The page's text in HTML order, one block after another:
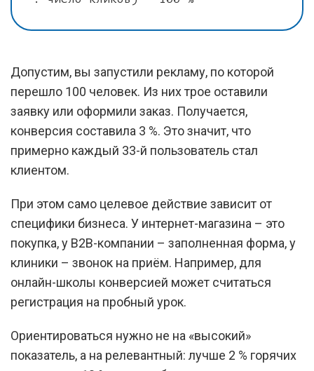
Допустим, вы запустили рекламу, по которой
перешло 100 человек. Из них трое оставили
заявку или оформили заказ. Получается,
конверсия составила 3 %. Это значит, что
примерно каждый 33-й пользователь стал
клиентом.
При этом само целевое действие зависит от
специфики бизнеса. У интернет-магазина – это
покупка, у B2B-компании – заполненная форма, у
клиники – звонок на приём. Например, для
онлайн-школы конверсией может считаться
регистрация на пробный урок.
Ориентироваться нужно не на «высокий»
показатель, а на релевантный: лучше 2 % горячих